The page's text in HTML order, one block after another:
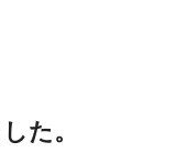
た。